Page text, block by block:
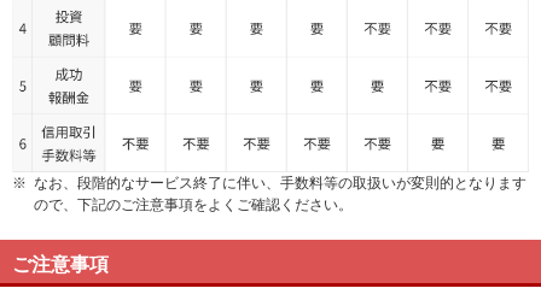
※ なお、段階的なサービス終了に伴い、手数料等の取扱いが変則的となります
ので、下記のご注意事項をよくご確認ください。
ご注意事項